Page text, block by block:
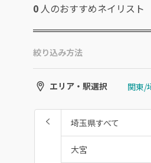
0 人のおすすめネイリスト
絞り込み方法
エリア・駅選択 関東/
埼玉県すべて
大宮